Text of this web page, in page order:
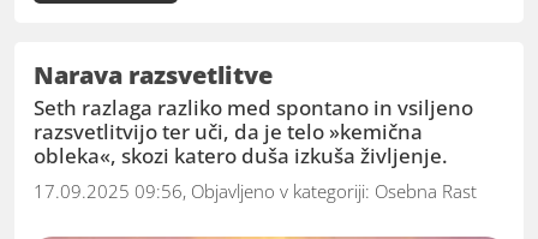
Narava razsvetlitve
Seth razlaga razliko med spontano in vsiljeno
razsvetlitvijo ter uči, da je telo »kemična
obleka«, skozi katero duša izkuša življenje.
17.09.2025 09:56, Objavljeno v kategoriji: Osebna Rast